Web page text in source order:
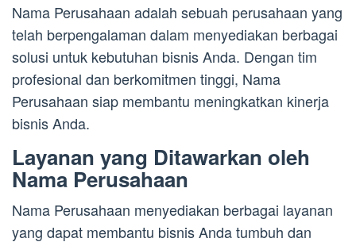
Nama Perusahaan adalah sebuah perusahaan yang
telah berpengalaman dalam menyediakan berbagai
solusi untuk kebutuhan bisnis Anda. Dengan tim
profesional dan berkomitmen tinggi, Nama
Perusahaan siap membantu meningkatkan kinerja
bisnis Anda.
Layanan yang Ditawarkan oleh
Nama Perusahaan
Nama Perusahaan menyediakan berbagai layanan
yang dapat membantu bisnis Anda tumbuh dan